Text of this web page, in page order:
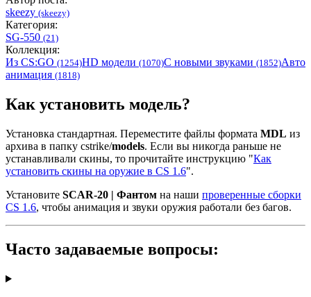
skeezy (skeezy)
Категория:
SG-550 (21)
Коллекция:
Из CS:GO (1254)HD модели (1070)С новыми звуками (1852)Авто
анимация (1818)
Как установить модель?
Установка стандартная. Переместите файлы формата MDL из
архива в папку cstrike/models. Если вы никогда раньше не
устанавливали скины, то прочитайте инструкцию "Как
установить скины на оружие в CS 1.6".
Установите SCAR-20 | Фантом на наши проверенные сборки
CS 1.6, чтобы анимация и звуки оружия работали без багов.
Часто задаваемые вопросы: